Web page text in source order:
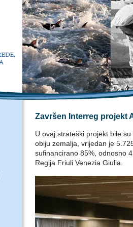
Završen Interreg projekt
U ovaj strateški projekt bile
obiju zemalja, vrijedan je
sufinancirano 85%, odnosno
Regija Friuli Venezia Giulia.